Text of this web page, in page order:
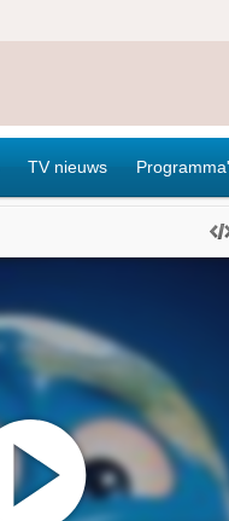
TV nieuws